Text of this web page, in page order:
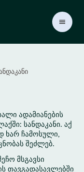
ადამიანების
სანდაკანი. აქ
ხარ ჩამოსული,
შეძლებ.
მსგავსი
თავგადასავლებში